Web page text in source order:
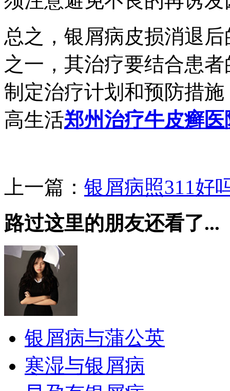
总之，银屑病皮损消退
之一，其治疗要结合患
制定治疗计划和预防措
高生活郑州治疗牛皮癣医
上一篇： 银屑病照311好
路过这里的朋友还看了...
银屑病与蒲公英
寒湿与银屑病